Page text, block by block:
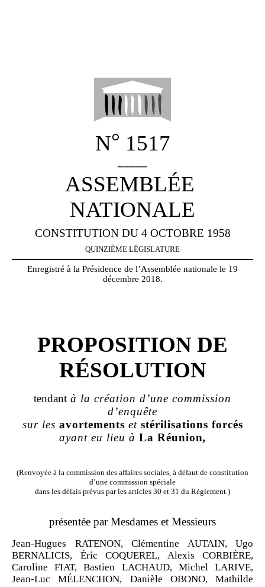
N° 1517
ASSEMBLÉE
NATIONALE
CONSTITUTION DU 4 OCTOBRE 1958
QUINZIÈME LÉGISLATURE
Enregistré à la Présidence de l’Assemblée nationale le 19
décembre 2018.
PROPOSITION DE
RÉSOLUTION
tendant à la création d’une commission
d’enquête
sur les avortements et stérilisations forcés
ayant eu lieu à La Réunion,
(Renvoyée à la commission des affaires sociales, à défaut de constitution
d’une commission spéciale
dans les délais prévus par les articles 30 et 31 du Règlement.)
présentée par Mesdames et Messieurs
Jean‑Hugues RATENON, Clémentine AUTAIN,
Ugo
BERNALICIS,
Éric COQUEREL,
Alexis CORBIÈRE,
Caroline FIAT,
Bastien LACHAUD,
Michel LARIVE,
Jean‑Luc MÉLENCHON, Danièle OBONO,
Mathilde